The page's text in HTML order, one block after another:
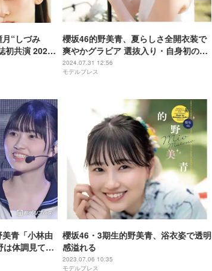
“しづみ
初共演 2025
櫻坂46的野美青、夏らしさ全開衣装で
爽やかグラビア 選抜入り・自身初の東
京ドーム公演も語る
2024.07.31 12:56
モデルプレス
青「小林由
は体調見て
櫻坂46・3期生的野美青、浴衣姿で透明
感溢れる
2023.07.06 10:35
モデルプレス